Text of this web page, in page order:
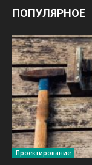
ПОПУЛЯРНОЕ
Проектирование